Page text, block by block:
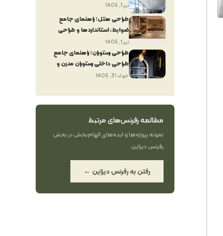
تیر 1, 1405
طراحی هتل؛ راهنمای جامع
ضوابط، استانداردها و طراحی
داخلی هتل
تیر 1, 1405
طراحی رستوران؛ راهنمای جامع
طراحی داخلی رستوران مدرن و
لوکس
خرداد 31, 1405
مطالعه رفرنس‌های مرتبط
نمونه پروژه‌ها و ایده‌های الهام‌بخش در بخش
رفرنس دیزاین
رفتن به رفرنس دیزاین ←